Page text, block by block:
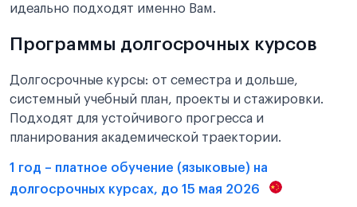
идеально подходят именно Вам.
Программы долгосрочных курсов
Долгосрочные курсы: от семестра и дольше,
системный учебный план, проекты и стажировки.
Подходят для устойчивого прогресса и
планирования академической траектории.
1 год – платное обучение (языковые) на
долгосрочных курсах, до 15 мая 2026